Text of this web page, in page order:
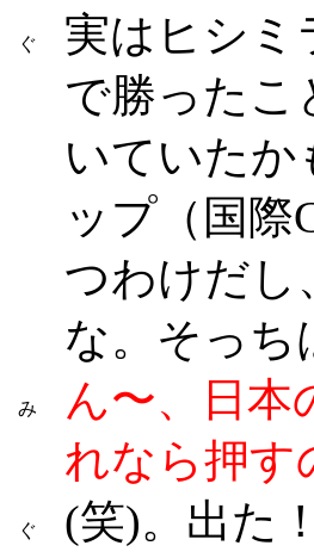
ぐ
実はヒシミ
で勝ったこ
いていた
ップ（国
つわけだし
な。そっち
み
ん〜、日本
れなら押す
ぐ
(笑)。出た